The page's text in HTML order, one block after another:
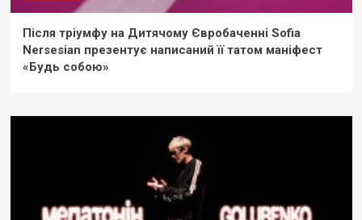
Після тріумфу на Дитячому Євробаченні Sofia
Nersesian презентує написаний її татом маніфест
«Будь собою»